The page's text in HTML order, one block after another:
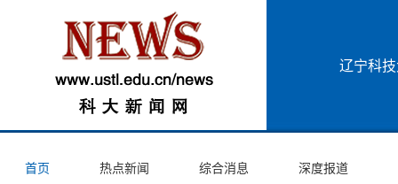
辽宁科
首页 热点新闻 综合消息 深度报道